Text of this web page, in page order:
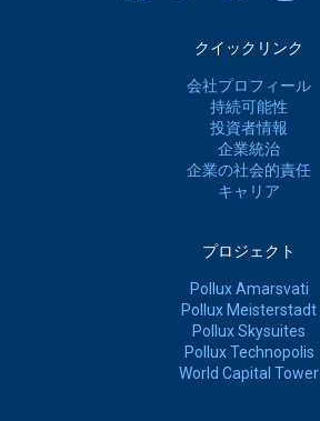
クイックリンク
会社プロフィール
持続可能性
投資者情報
企業統治
企業の社会的責任
キャリア
プロジェクト
Pollux Amarsvati
Pollux Meisterstadt
Pollux Skysuites
Pollux Technopolis
World Capital Tower